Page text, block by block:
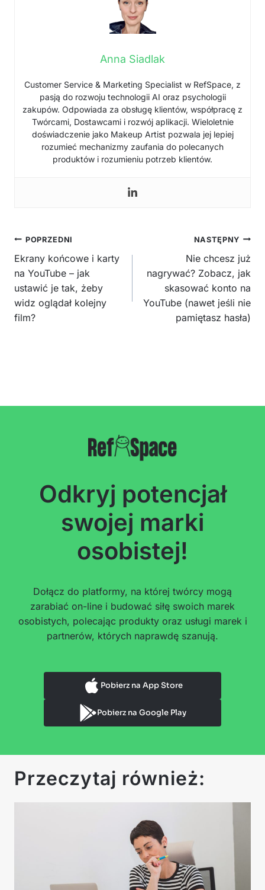
Anna Siadlak
Customer Service & Marketing Specialist w RefSpace, z
pasją do rozwoju technologii AI oraz psychologii
zakupów. Odpowiada za obsługę klientów, współpracę z
Twórcami, Dostawcami i rozwój aplikacji. Wieloletnie
doświadczenie jako Makeup Artist pozwala jej lepiej
rozumieć mechanizmy zaufania do polecanych
produktów i rozumieniu potrzeb klientów.
Nawigacja
wpisu
POPRZEDNI
Ekrany końcowe i karty
na YouTube – jak
ustawić je tak, żeby
widz oglądał kolejny
film?
NASTĘPNY
Nie chcesz już
nagrywać? Zobacz, jak
skasować konto na
YouTube (nawet jeśli nie
pamiętasz hasła)
Odkryj potencjał
swojej marki
osobistej!
Dołącz do platformy, na której twórcy mogą
zarabiać on-line i budować siłę swoich marek
osobistych, polecając produkty oraz usługi marek i
partnerów, których naprawdę szanują.
Pobierz na App Store
Pobierz na Google Play
Przeczytaj również: